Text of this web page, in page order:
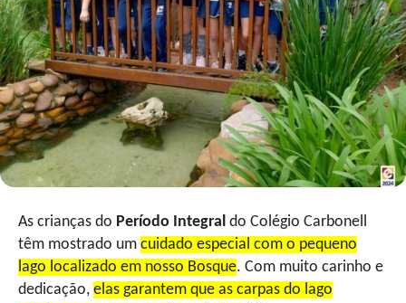
As crianças do Período Integral do Colégio Carbonell
têm mostrado um cuidado especial com o pequeno
lago localizado em nosso Bosque. Com muito carinho e
dedicação, elas garantem que as carpas do lago